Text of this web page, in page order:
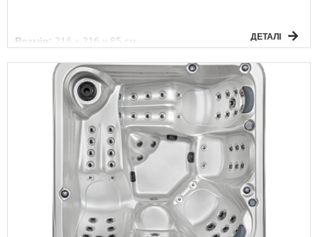
Розмір: 216 х 216 х 85 см
Вага без води:270 кг
Електричне підключення:3Ф/380В/50Гц
К-сть осіб:5
ДЕТАЛІ